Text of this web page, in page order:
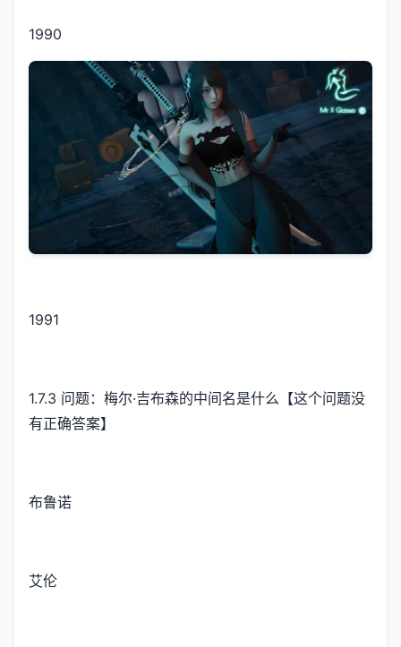
1990
1991
1.7.3 问题：梅尔·吉布森的中间名是什么【这个问题没
有正确答案】
布鲁诺
艾伦